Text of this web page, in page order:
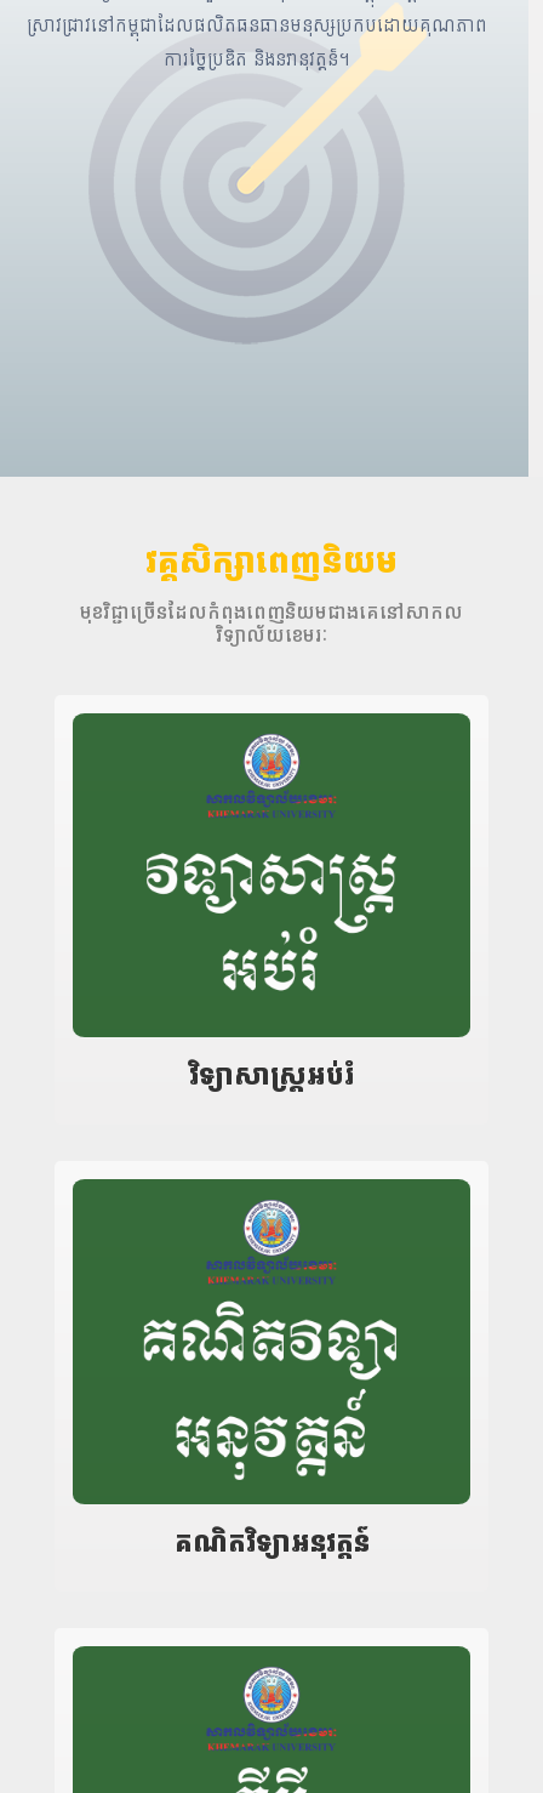
ស្រាវជ្រាវនៅកម្ពុជាដែលផលិតធនធានមនុស្សប្រកបដោយគុណភាព
ការច្នៃប្រឌិត និងនវានុវត្តន៏។
វគ្គសិក្សាពេញនិយម
មុខវិជ្ជាច្រើនដែលកំពុងពេញនិយមជាងគេនៅសាកល
វិទ្យាល័យខេមរៈ
វិទ្យាសាស្រ្តអប់រំ
គណិតវិទ្យាអនុវត្តន៍